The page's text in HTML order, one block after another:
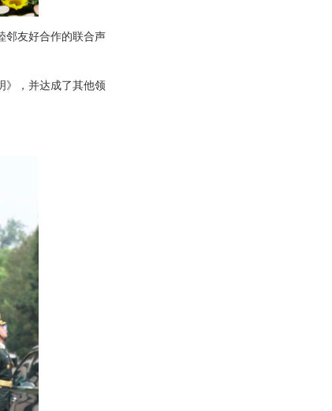
邻友好合作的联合声
》，并达成了其他领